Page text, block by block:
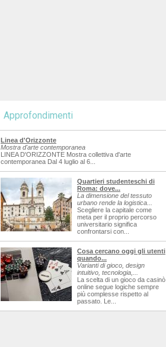
Approfondimenti
Linea d'Orizzonte
Mostra d'arte contemporanea
LINEA D'ORIZZONTE Mostra collettiva d'arte
contemporanea Dal 4 luglio al 6...
Quartieri studenteschi di
Roma: dove...
La dimensione del tessuto
urbano rende la logistica...
Scegliere la capitale come
meta per il proprio percorso
universitario significa
confrontarsi con...
Cosa cercano oggi gli utenti
quando...
Varianti di gioco, design
intuitivo, tecnologia,...
La scelta di un gioco da casinò
online segue logiche sempre
più complesse rispetto al
passato. Le...